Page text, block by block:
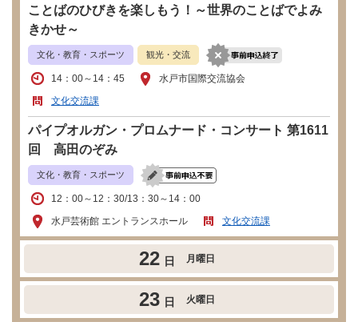
ことばのひびきを楽しもう！～世界のことばでよみ
きかせ～
文化・教育・スポーツ 観光・交流
14：00～14：45
水戸市国際交流協会
文化交流課
パイプオルガン・プロムナード・コンサート 第1611
回 高田のぞみ
文化・教育・スポーツ
12：00～12：30/13：30～14：00
水戸芸術館 エントランスホール
文化交流課
22 日 月曜日
23 日 火曜日